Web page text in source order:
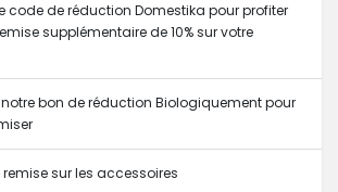
code de réduction Domestika pour profiter
supplémentaire de 10% sur votre
notre bon de réduction Biologiquement pour
remise sur les accessoires